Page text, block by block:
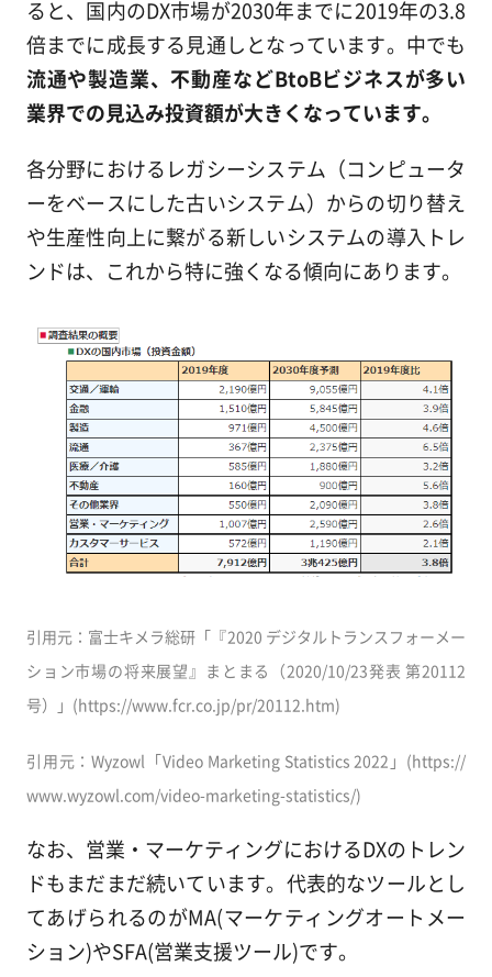
ると、国内のDX市場が2030年までに2019年の3.8
倍までに成長する見通しとなっています。中でも
流通や製造業、不動産などBtoBビジネスが多い
業界での見込み投資額が大きくなっています。
各分野におけるレガシーシステム（コンピュータ
ーをベースにした古いシステム）からの切り替え
や生産性向上に繋がる新しいシステムの導入トレ
ンドは、これから特に強くなる傾向にあります。
引用元：富士キメラ総研「『2020 デジタルトランスフォーメー
ション市場の将来展望』まとまる（2020/10/23発表 第20112
号）」(https://www.fcr.co.jp/pr/20112.htm)
引用元：Wyzowl「Video Marketing Statistics 2022」(https://
www.wyzowl.com/video-marketing-statistics/)
なお、営業・マーケティングにおけるDXのトレン
ドもまだまだ続いています。代表的なツールとし
てあげられるのがMA(マーケティングオートメー
ション)やSFA(営業支援ツール)です。